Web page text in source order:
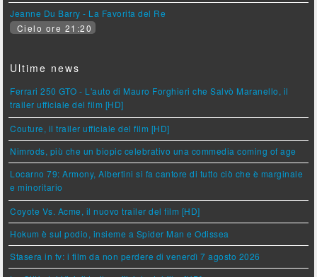
Jeanne Du Barry - La Favorita del Re
Cielo ore 21:20
Ultime news
Ferrari 250 GTO - L'auto di Mauro Forghieri che Salvò Maranello, il
trailer ufficiale del film [HD]
Couture, il trailer ufficiale del film [HD]
Nimrods, più che un biopic celebrativo una commedia coming of age
Locarno 79: Armony, Albertini si fa cantore di tutto ciò che è marginale
e minoritario
Coyote Vs. Acme, il nuovo trailer del film [HD]
Hokum è sul podio, insieme a Spider Man e Odissea
Stasera in tv: i film da non perdere di venerdì 7 agosto 2026